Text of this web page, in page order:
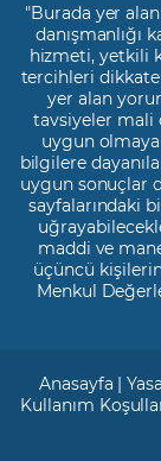
"Burada yer
danışmanlığı
hizmeti, yetkili
tercihleri dikkate
yer alan
tavsiyeler mali
uygun
bilgilere
uygun sonuçlar
sayfalarındaki
maddi ve
üçüncü
Menkul
Anasayfa |
Kullanım